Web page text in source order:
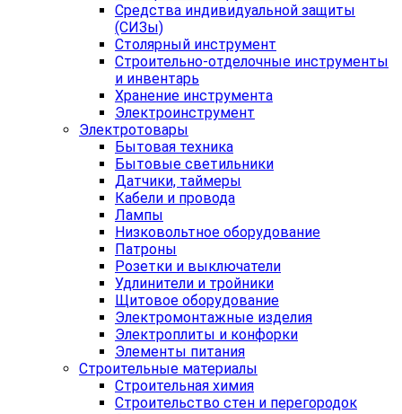
Средства индивидуальной защиты
(СИЗы)
Столярный инструмент
Строительно-отделочные инструменты
и инвентарь
Хранение инструмента
Электроинструмент
Электротовары
Бытовая техника
Бытовые светильники
Датчики, таймеры
Кабели и провода
Лампы
Низковольтное оборудование
Патроны
Розетки и выключатели
Удлинители и тройники
Щитовое оборудование
Электромонтажные изделия
Электроплиты и конфорки
Элементы питания
Строительные материалы
Строительная химия
Строительство стен и перегородок